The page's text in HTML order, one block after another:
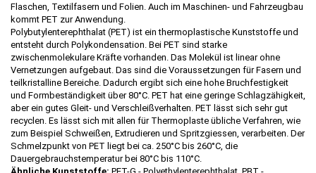
Flaschen, Textilfasern und Folien. Auch im Maschinen- und Fahrzeugbau
kommt PET zur Anwendung.
Polybutylenterephthalat (PET) ist ein thermoplastische Kunststoffe und
entsteht durch Polykondensation. Bei PET sind starke
zwischenmolekulare Kräfte vorhanden. Das Molekül ist linear ohne
Vernetzungen aufgebaut. Das sind die Voraussetzungen für Fasern und
teilkristalline Bereiche. Dadurch ergibt sich eine hohe Bruchfestigkeit
und Formbeständigkeit über 80°C. PET hat eine geringe Schlagzähigkeit,
aber ein gutes Gleit- und Verschleißverhalten. PET lässt sich sehr gut
recyclen. Es lässt sich mit allen für Thermoplaste übliche Verfahren, wie
zum Beispiel Schweißen, Extrudieren und Spritzgiessen, verarbeiten. Der
Schmelzpunkt von PET liegt bei ca. 250°C bis 260°C, die
Dauergebrauchstemperatur bei 80°C bis 110°C.